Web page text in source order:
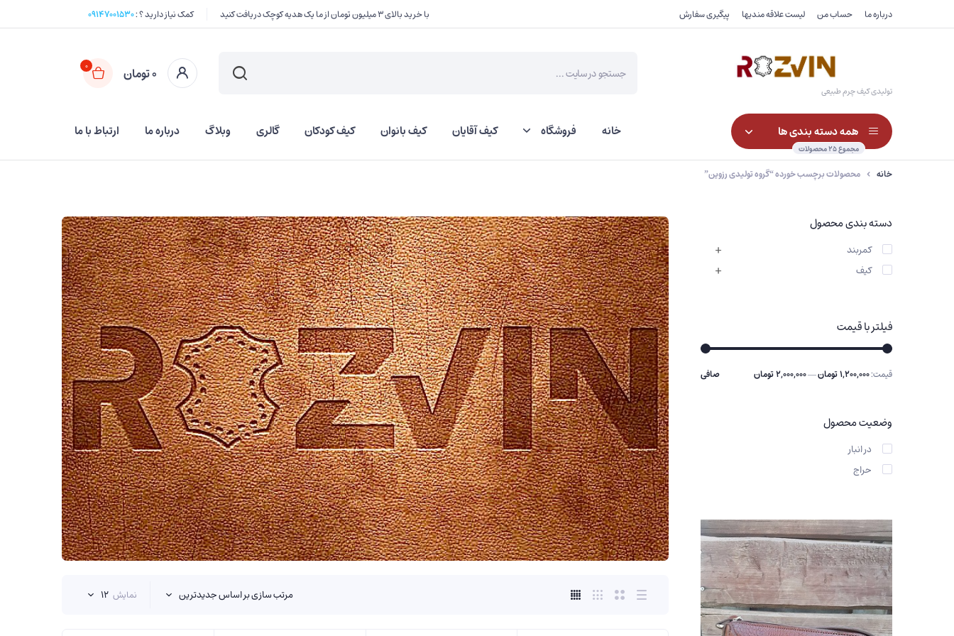
درباره ما حساب من لیست علاقه مندیها پیگیری سفارش با خرید بالای ۳ میلیون تومان از ما یک هدیه کوچک دریافت کنید کمک نیاز دارید ؟ :۰۹۱۴۷۰۰۱۵۳۰
تولیدی کیف چرم طبیعی
search
0تومان 0
همه دسته بندی ها
مجموع ۲۵ محصولات
خانه فروشگاه
کیف آقایان
کیف کودکان
کیف دستی
کیف شلواری
کمربند گاوی
کمربند گاومیشی
کارت
تسویه حساب
حساب من
لیست علاقه مندیها
پیگیری سفارش
کیف آقایان کیف بانوان کیف کودکان گالری وبلاگ درباره ما ارتباط با ما
خانه محصولات برچسب خورده “گروه تولیدی رزوین”
مرتب سازی بر اساس جدیدترین نمایش ۱۲
دسته بندی محصول
کمربند
کیف
فیلتر با قیمت
حداقل
حداكثر صافی قيمت:1,200,000 تومان —2,000,000 تومان
وضعیت محصول
در انبار
حراج